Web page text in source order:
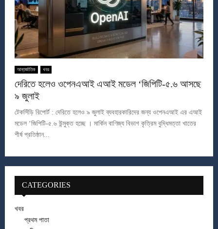
আন্তর্জাতিক খবর
দেরিতে হলেও ওপেনএআই এআই মডেল ‘জিপিটি-৫.৬ আসছে
৯ জুলাই
টেকসিঁড়ি রিপোর্ট : দেরিতে হলেও ৯ জুলাই ব্যবহারকারিদের জন্য ওপেনএআই এর এআই
মডেল ‘জিপিটি-৫.৬ উন্মুক্ত হচ্ছে । মার্কিন বাণিজ্য বিভাগ কৃত্রিম বুদ্ধিমত্তা খাতের
শীর্ষ প্রতিষ্ঠান...
CATEGORIES
খবর
প্রথম পাতা